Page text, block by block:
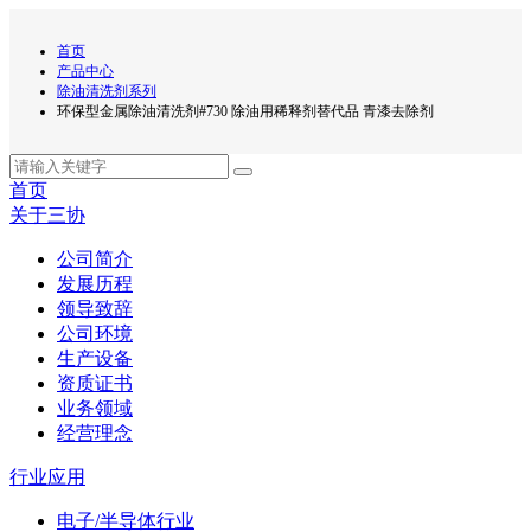
首页
产品中心
除油清洗剂系列
环保型金属除油清洗剂#730 除油用稀释剂替代品 青漆去除剂
首页
关于三协
公司简介
发展历程
领导致辞
公司环境
生产设备
资质证书
业务领域
经营理念
行业应用
电子/半导体行业